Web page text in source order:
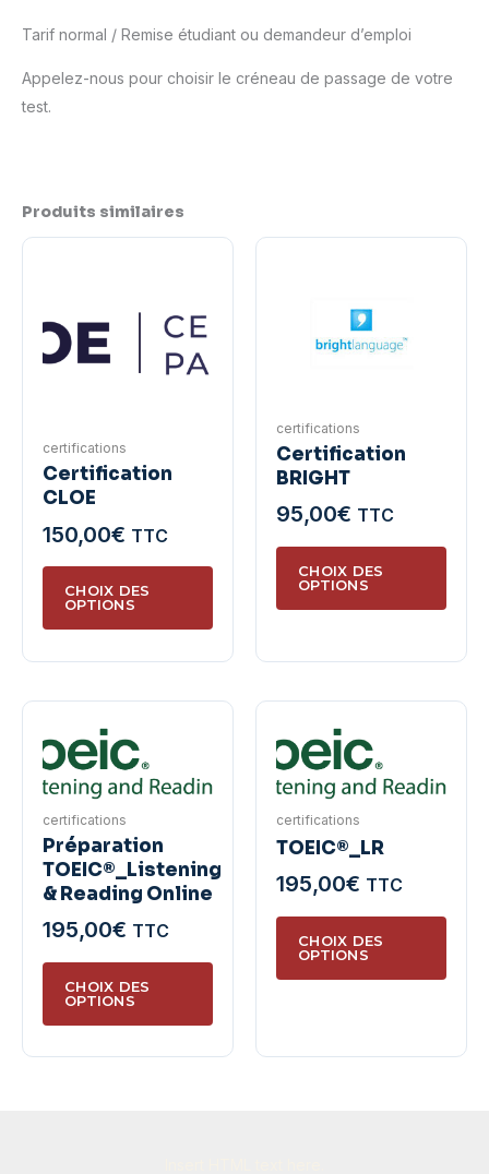
Tarif normal / Remise étudiant ou demandeur d’emploi
Appelez-nous pour choisir le créneau de passage de votre
test.
Produits similaires
certifications
Certification
CLOE
150,00€ TTC
CHOIX DES
OPTIONS
Ce
a
plusieurs
être
la
produit
certifications
Certification
BRIGHT
95,00€ TTC
CHOIX DES
OPTIONS
Ce
a
du
certifications
Préparation
TOEIC®_Listening
& Reading Online
195,00€ TTC
CHOIX DES
OPTIONS
Ce
a
plusieurs
certifications
TOEIC®_LR
195,00€ TTC
CHOIX DES
OPTIONS
Ce
a
Les